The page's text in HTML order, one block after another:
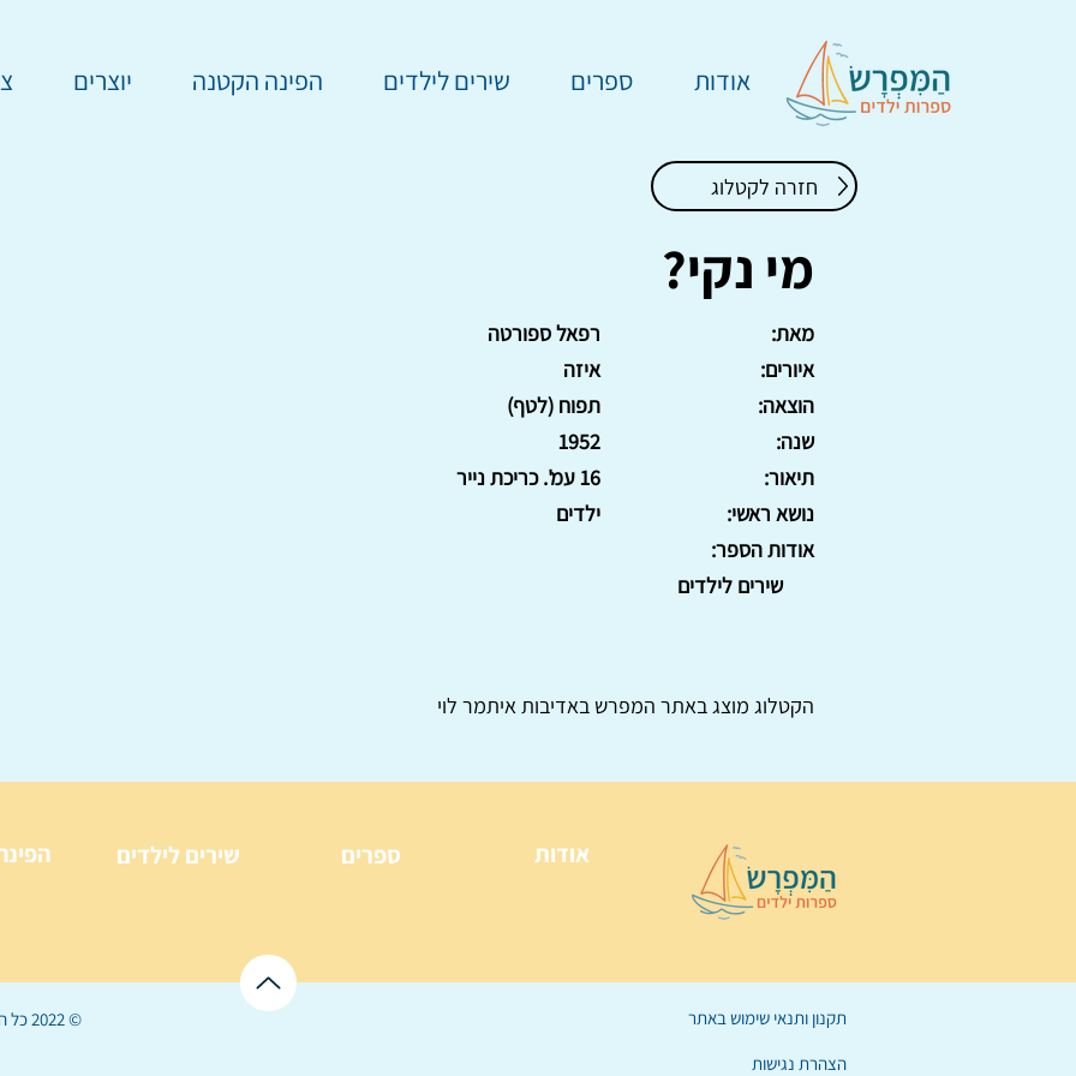
אודות ספרים שירים לילדים הפינה הקטנה יוצרים
חזרה לקטלוג
מי נקי?
רפאל ספורטה
מאת:
איזה
איורים:
תפוח (לטף)
הוצאה:
1952
שנה:
16 עמ'. כריכת נייר
תיאור:
ילדים
נושא ראשי:
אודות הספר:
שירים לילדים
הקטלוג מוצג באתר המפרש באדיבות איתמר לוי
שירים לילדים ספרים אודות
© 2022 כל הזכויות שמורות ל
תקנון ותנאי שימוש באתר
הצהרת נגישות